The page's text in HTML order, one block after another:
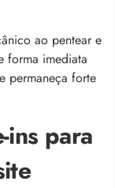
ao pentear e
forma imediata
permaneça forte
ins para